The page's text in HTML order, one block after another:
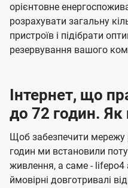
орієнтовне
розрахувати загальну
пристроїв і підібрати
резервування вашого
Інтернет, що
до 72 годин.
Щоб забезпечити
годин ми встановили
живлення, а саме -
ймовірні довготривалі